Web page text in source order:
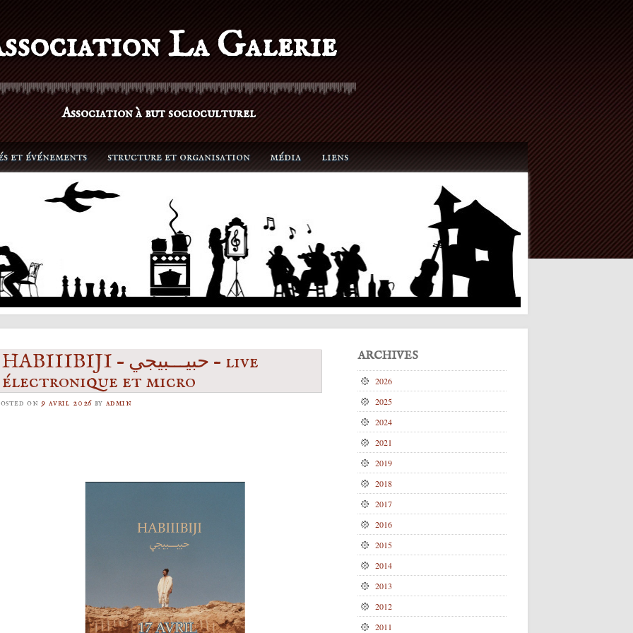
La Galerie
Association à but socioculturel
et événements structure et organisation média liens
HABIIIBIJI – حبيـــبيجي – live
électronique et micro
on9 avril 2026 by admin
ARCHIVES
2026
2025
2024
2021
2019
2018
2017
2016
2015
2014
2013
2012
2011